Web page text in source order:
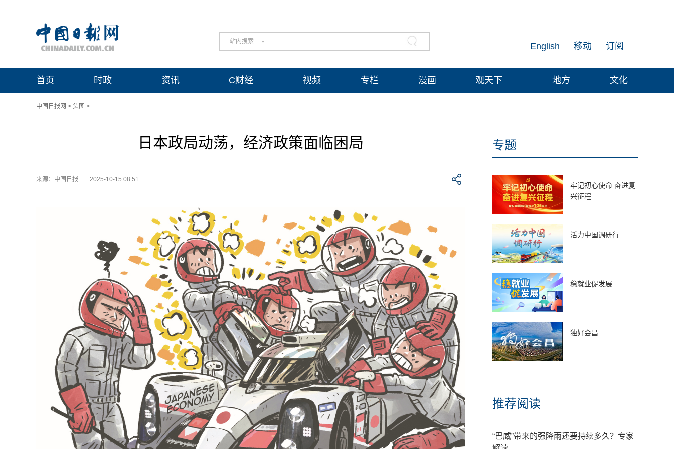
站内搜索 订阅
移动
English
首页 时政 资讯 C财经 视频 专栏 漫画 观天下 地方 文化
中国日报网 > 头图 >
日本政局动荡，经济政策面临困局
来源：中国日报 2025-10-15 08:51
专题
牢记初心使命 奋进复
兴征程
活力中国调研行
稳就业促发展
独好会昌
推荐阅读
“巴威”带来的强降雨还要持续多久？专家